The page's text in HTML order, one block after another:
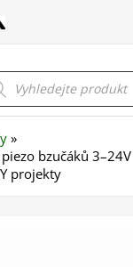
bzučáků
projekty